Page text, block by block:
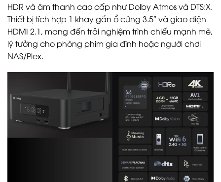
HDR và âm thanh cao cấp như Dolby Atmos và DTS:X.
Thiết bị tích hợp 1 khay gắn ổ cứng 3.5″ và giao diện
HDMI 2.1, mang đến trải nghiệm trình chiếu mạnh mẽ,
lý tưởng cho phòng phim gia đình hoặc người chơi
NAS/Plex.